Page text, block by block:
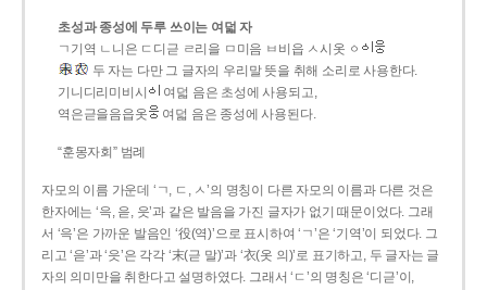
초성과 종성에 두루 쓰이는 여덟 자
ㄱ기역 ㄴ니은 ㄷ디귿 ㄹ리을 ㅁ미음 ㅂ비읍 ㅅ시옷 ㆁ
두 자는 다만 그 글자의 우리말 뜻을 취해 소리로 사용한다.
기니디리미비시
여덟 음은 초성에 사용되고,
역은귿을음읍옷
여덟 음은 종성에 사용된다.
“훈몽자회” 범례
자모의 이름 가운데 ‘ㄱ, ㄷ, ㅅ’의 명칭이 다른 자모의 이름과 다른 것은
한자에는 ‘윽, 읃, 읏’과 같은 발음을 가진 글자가 없기 때문이었다. 그래
서 ‘윽’은 가까운 발음인 ‘役(역)’으로 표시하여 ‘ㄱ’은 ‘기역’이 되었다. 그
리고 ‘읃’과 ‘읏’은 각각 ‘末(귿 말)’과 ‘衣(옷 의)’로 표기하고, 두 글자는 글
자의 의미만을 취한다고 설명하였다. 그래서 ‘ㄷ’의 명칭은 ‘디귿’이,